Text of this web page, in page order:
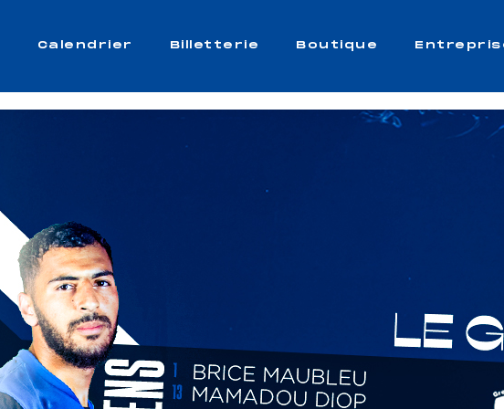
Calendrier Billetterie Boutique